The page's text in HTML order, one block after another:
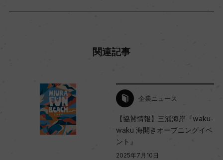
関連記事
企業ニュース
【協賛情報】三浦海岸『waku-
waku 海開きオープニングイベ
ント』
2025年7月10日